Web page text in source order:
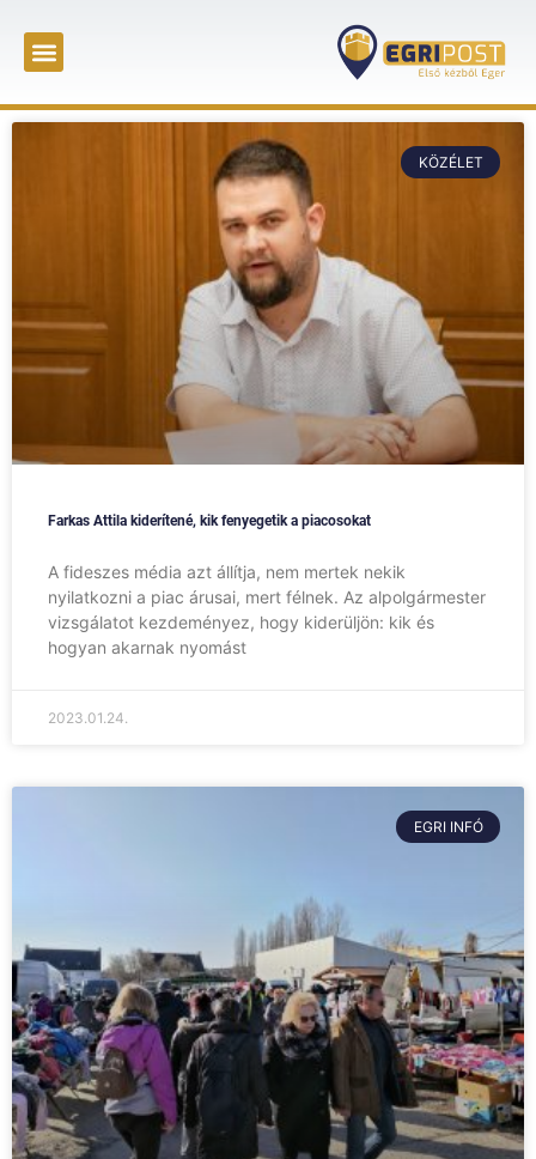
KÖZÉLET
Farkas Attila kiderítené, kik fenyegetik a piacosokat
A fideszes média azt állítja, nem mertek nekik
nyilatkozni a piac árusai, mert félnek. Az alpolgármester
vizsgálatot kezdeményez, hogy kiderüljön: kik és
hogyan akarnak nyomást
2023.01.24.
EGRI INFÓ